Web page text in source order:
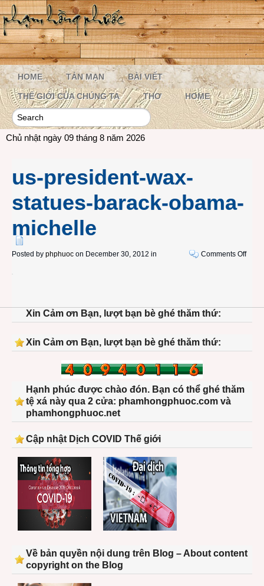
HOME TẢN MẠN BÀI VIẾT
THẾ GIỚI CỦA CHÚNG TA THƠ HOME
Chủ nhật ngày 09 tháng 8 năm 2026
us-president-wax-
statues-barack-obama-
michelle
Posted by phphuoc on December 30, 2012 in Comments Offon
Xin Cảm ơn Bạn, lượt bạn bè ghé thăm thứ:
Xin Cảm ơn Bạn, lượt bạn bè ghé thăm thứ:
Hạnh phúc được chào đón. Bạn có thể ghé thăm
tệ xá này qua 2 cửa: phamhongphuoc.com và
phamhongphuoc.net
Cập nhật Dịch COVID Thế giới
Về bản quyền nội dung trên Blog – About content
copyright on the Blog